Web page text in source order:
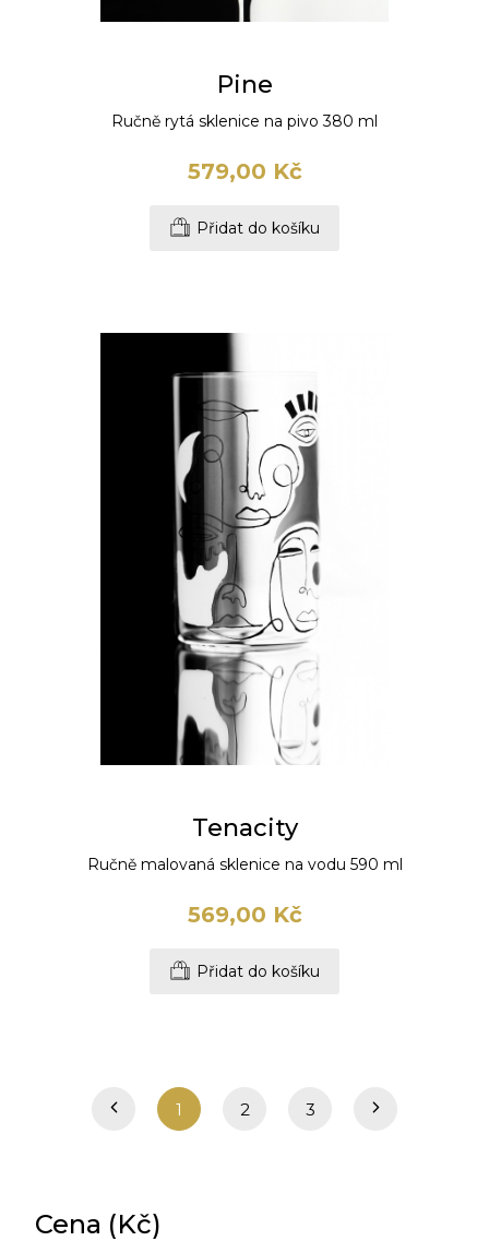
Pine
Ručně rytá sklenice na pivo 380 ml
579,00 Kč
Přidat do košíku
Tenacity
Ručně malovaná sklenice na vodu 590 ml
569,00 Kč
Přidat do košíku
1 2 3
Cena (Kč)